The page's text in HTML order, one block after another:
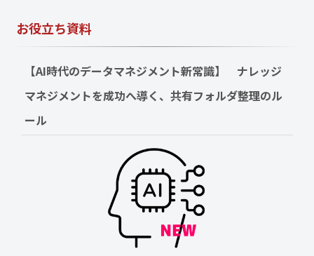
お役立ち資料
【AI時代のデータマネジメント新常識】　ナレッジ
マネジメントを成功へ導く、共有フォルダ整理のル
ール